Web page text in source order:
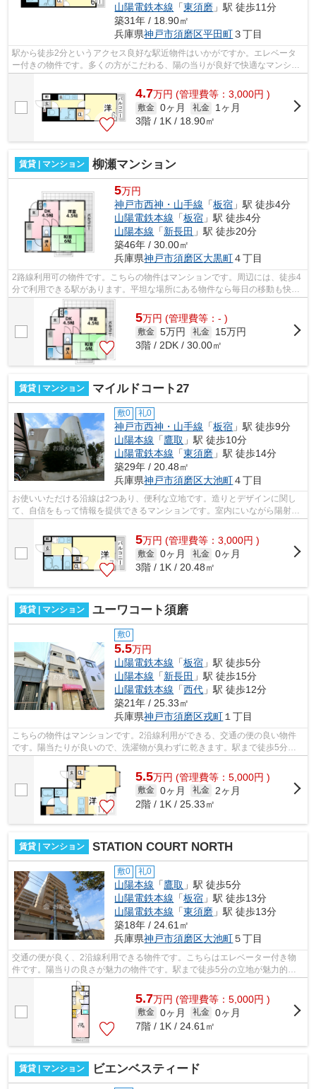
山陽電鉄本線 「東須磨 」駅 徒歩11分
築31年 / 18.90㎡
兵庫県神戸市須磨区平田町３丁目
駅から徒歩2分というアクセス良好な駅近物件はいかがですか。エレベータ
ー付きの物件です。多くの方がこだわる、陽の当りが良好で快適なマンショ
4.7万円 (管理費等：3,000円 )
敷金 0ヶ月 礼金
1ヶ月
3階 / 1K / 18.90㎡
賃貸 | マンション 柳瀬マンション
5万円
神戸市西神・山手線 「板宿 」駅 徒歩4分
山陽電鉄本線 「板宿 」駅 徒歩4分
山陽本線 「新長田 」駅 徒歩20分
築46年 / 30.00㎡
兵庫県神戸市須磨区大黒町４丁目
2路線利用可の物件です。こちらの物件はマンションです。周辺には、徒歩4
分で利用できる駅があります。平坦な場所にある物件なら毎日の移動も快適
です。神戸市須磨区エリアの賃貸情報...
5万円 (管理費等：- )
敷金 5万円 礼金
15万円
3階 / 2DK / 30.00㎡
賃貸 | マンション マイルドコート27
敷0 礼0
神戸市西神・山手線 「板宿 」駅 徒歩9分
山陽本線 「鷹取 」駅 徒歩10分
山陽電鉄本線 「東須磨 」駅 徒歩14分
築29年 / 20.48㎡
兵庫県神戸市須磨区大池町４丁目
お使いいただける沿線は2つあり、便利な立地です。造りとデザインに関し
て、自信をもって情報を提供できるマンションです。室内にいながら陽射し
5万円 (管理費等：3,000円 )
敷金 0ヶ月 礼金 0ヶ月
3階 / 1K / 20.48㎡
賃貸 | マンション ユーワコート須磨
敷0
5.5万円
山陽電鉄本線 「板宿 」駅 徒歩5分
山陽本線 「新長田 」駅 徒歩15分
山陽電鉄本線 「西代 」駅 徒歩12分
築21年 / 25.33㎡
兵庫県神戸市須磨区戎町１丁目
こちらの物件はマンションです。2沿線利用ができる、交通の便の良い物件
です。陽当たりが良いので、洗濯物が臭わずに乾きます。駅まで徒歩5分の
5.5万円 (管理費等：5,000円 )
敷金 0ヶ月 礼金
2ヶ月
2階 / 1K / 25.33㎡
賃貸 | マンション STATION COURT NORTH
敷0 礼0
山陽本線 「鷹取 」駅 徒歩5分
山陽電鉄本線 「板宿 」駅 徒歩13分
山陽電鉄本線 「東須磨 」駅 徒歩13分
築18年 / 24.61㎡
兵庫県神戸市須磨区大池町５丁目
交通の便が良く、2沿線利用できる物件です。こちらはエレベーター付き物
件です。陽当りの良さが魅力の物件です。駅まで徒歩5分の立地が魅力的
な、利便性の高い物件です。神戸市須磨区...
5.7万円 (管理費等：5,000円 )
敷金 0ヶ月 礼金 0ヶ月
7階 / 1K / 24.61㎡
賃貸 | マンション ビエンベスティード